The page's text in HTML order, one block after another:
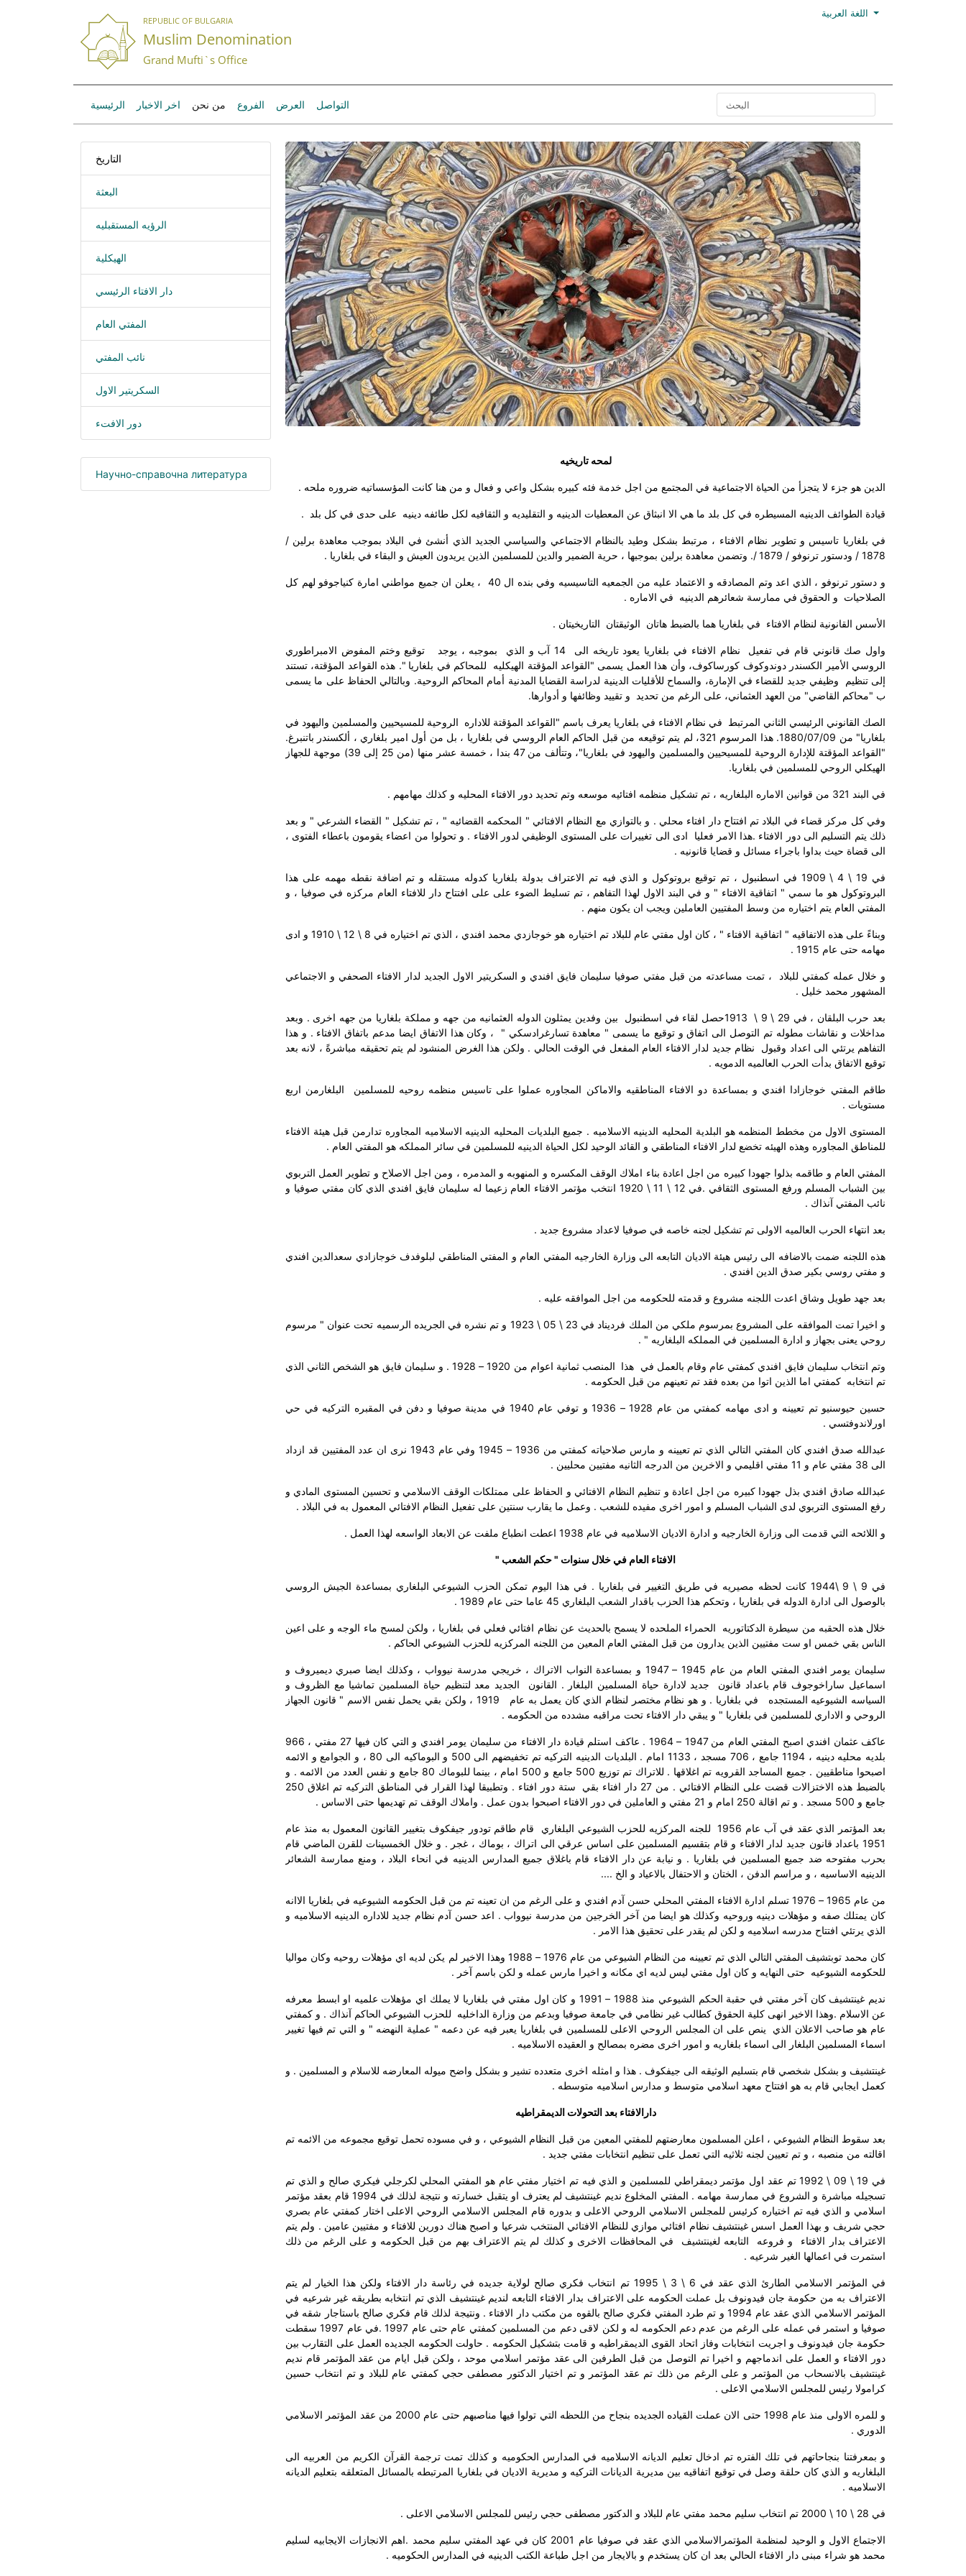
REPUBLIC OF BULGARIA
Muslim Denomination
Grand Mufti`s Office
اللغة العربية
الرئيسية اخر الاخبار من نحن الفروع العرض التواصل
التاريخ
البعثة
الرؤيه المستقبليه
الهيكلية
دار الافتاء الرئيسي
المفتي العام
نائب المفتي
السكريتير الاول
دور الافتء
Научно-справочна литература
لمحه تاريخيه
الدين هو جزء لا يتجزأ من الحياة الاجتماعية في المجتمع من اجل خدمة فئه كبيره بشكل واعي و فعال و من هنا كانت المؤسساتيه ضروره ملحه .
قيادة الطوائف الدينيه المسيطره في كل بلد ما هي الا انبثاق عن المعطيات الدينيه و التقليديه و الثقافيه لكل طائفه دينيه على حدى في كل بلد .
في بلغاريا تاسيس و تطوير نظام الافتاء ، مرتبط بشكل وطيد بالنظام الاجتماعي والسياسي الجديد الذي أنشئ في البلاد بموجب معاهدة برلين /
1878 / ودستور ترنوفو / 1879 /
. وتضمن معاهدة برلين بموجبها ، حرية الضمير والدين للمسلمين الذين يريدون العيش و البقاء في بلغاريا .
و دستور ترنوفو ، الذي اعد وتم المصادقه و الاعتماد عليه من الجمعيه التاسيسيه وفي بنده ال 40
، يعلن ان جميع مواطني امارة كنياجوفو لهم كل
الصلاحيات و الحقوق في ممارسة شعائرهم الدينيه في الاماره .
الأسس القانونية لنظام الافتاء في بلغاريا هما بالضبط هاتان الوثيقتان التاريخيتان .
واول صك قانوني قام في تفعيل نظام الافتاء في بلغاريا يعود تاريخه الى 14 آب و الذي بموجبه ، يوجد
توقيع وختم المفوض الامبراطوري
الروسي الأمير الكسندر دوندوكوف كورساكوف، وأن هذا العمل يسمى "القواعد المؤقتة الهيكليه
للمحاكم في بلغاريا ". هذه القواعد المؤقتة، تستند
إلى تنظيم
وظيفي جديد للقضاء في الإمارة، والسماح للأقليات الدينية لدراسة القضايا المدنية أمام المحاكم الروحية. وبالتالي الحفاظ على ما يسمى
ب "محاكم القاضي" من العهد العثماني، على الرغم من تحديد
و تقييد وظائفها و أدوارها.
الصك القانوني الرئيسي الثاني المرتبط في نظام الافتاء في بلغاريا يعرف باسم "القواعد المؤقتة للاداره الروحية للمسيحيين والمسلمين واليهود في
بلغاريا" من 1880/07/09. هذا المرسوم 321، لم يتم توقيعه من قبل الحاكم العام الروسي في بلغاريا ، بل من أول امير بلغاري ، ألكسندر باتنبرغ.
"القواعد المؤقتة للإدارة الروحية للمسيحيين والمسلمين واليهود في بلغاريا"، وتتألف من 47 بندا ، خمسة عشر منها (من 25 إلى 39) موجهة للجهاز
الهيكلي الروحي للمسلمين في بلغاريا.
في البند 321 من قوانين الاماره البلغاريه ، تم تشكيل منظمه افتائيه موسعه وتم تحديد دور الافتاء المحليه و كذلك مهامهم .
وفي كل مركز قضاء في البلاد تم افتتاح دار افتاء محلي . و بالتوازي مع النظام الافتائي " المحكمه القضائيه " ، تم تشكيل " القضاء الشرعي " و بعد
ذلك يتم التسليم الى دور الافتاء .هذا الامر فعليا
ادى الى تغييرات على المستوى الوظيفي لدور الافتاء . و تحولوا من اعضاء يقومون باعطاء الفتوى ،
الى قضاة حيث بداوا باجراء مسائل و قضايا قانونيه .
في 19 \ 4 \ 1909 في اسطنبول ، تم توقيع بروتوكول و الذي فيه تم الاعتراف بدولة بلغاريا كدوله مستقله و تم اضافة نقطه مهمه على هذا
البروتوكول هو ما سمي " اتفاقية الافتاء " و في البند الاول لهذا التفاهم ، تم تسليط الضوء على على افتتاح دار للافتاء العام مركزه في صوفيا ، و
المفتي العام يتم اختياره من وسط المفتيين العاملين ويجب ان يكون منهم .
وبناءً على هذه الاتفاقيه " اتفاقية الافتاء " ، كان اول مفتي عام للبلاد تم اختياره هو خوجازدي محمد افندي ، الذي تم اختياره في 8 \ 12 \ 1910 و ادى
مهامه حتى عام 1915 .
و خلال عمله كمفتي للبلاد
، تمت مساعدته من قبل مفتي صوفيا سليمان فايق افندي و السكريتير الاول الجديد لدار الافتاء الصحفي و الاجتماعي
المشهور محمد خليل .
بعد حرب البلقان ، في 29 \ 9 \ 1913حصل لقاء في اسطنبول
بين وفدين يمثلون الدوله العثمانيه من جهه و مملكة بلغاريا من جهه اخرى . وبعد
مداخلات و نقاشات مطوله تم التوصل الى اتفاق و توقيع ما يسمى " معاهدة تسارغرادسكي "
، وكان هذا الاتفاق ايضا مدعم باتفاق الافتاء . و هذا
التفاهم يرتئي الى اعداد وقبول
نظام جديد لدار الافتاء العام المفعل في الوقت الحالي . ولكن هذا الغرض المنشود لم يتم تحقيقه مباشرةً ، لانه بعد
توقيع الاتفاق بدأت الحرب العالميه الدمويه .
طاقم المفتي خوجازادا افندي و بمساعدة دو الافتاء المناطقيه والاماكن المجاوره عملوا على تاسيس منظمه روحيه للمسلمين
البلغارمن اربع
مستويات .
المستوى الاول من مخطط المنظمه هو البلدية المحليه الدينيه الاسلاميه . جميع البلديات المحليه الدينيه الاسلاميه المجاوره تدارمن قبل هيئة الافتاء
للمناطق المجاوره وهذه الهيئه تخضع لدار الافتاء المناطقي و القائد الوحيد لكل الحياة الدينيه للمسلمين في سائر المملكه هو المفتي العام .
المفتي العام و طاقمه بذلوا جهودا كبيره من اجل اعادة بناء املاك الوقف المكسره و المنهوبه و المدمره ، ومن اجل الاصلاح و تطوير العمل التربوي
بين الشباب المسلم ورفع المستوى الثقافي .في 12 \ 11 \ 1920 انتخب مؤتمر الافتاء العام زعيما له سليمان فايق افندي الذي كان مفتي صوفيا و
نائب المفتي آنذاك .
بعد انتهاء الحرب العالميه الاولى تم تشكيل لجنه خاصه في صوفيا لاعداد مشروع جديد .
هذه اللجنه ضمت بالاضافه الى رئيس هيئة الاديان التابعه الى وزارة الخارجيه المفتي العام و المفتي المناطقي لبلوفدف خوجازادي سعدالدين افندي
و مفتي روسي بكير صدق الدين افندي .
بعد جهد طويل وشاق اعدت اللجنه مشروع و قدمته للحكومه من اجل الموافقه عليه .
و اخيرا تمت الموافقه على المشروع بمرسوم ملكي من الملك فرديناد في 23 \ 05 \ 1923 و تم نشره في الجريده الرسميه تحت عنوان " مرسوم
روحي يعنى بجهاز و ادارة المسلمين في المملكه البلغاريه " .
وتم انتخاب سليمان فايق افندي كمفتي عام وقام بالعمل في هذا
المنصب ثمانية اعوام من 1920 – 1928 . و سليمان فايق هو الشخص الثاني الذي
تم انتخابه كمفتي اما الذين اتوا من بعده فقد تم تعينهم من قبل الحكومه .
حسين حيوسنيو تم تعيينه و ادى مهامه كمفتي من عام 1928 – 1936 و توفي عام 1940 في مدينة صوفيا و دفن في المقبره التركيه في حي
اورلاندوفتسي .
عبدالله صدق افندي كان المفتي التالي الذي تم تعيينه و مارس صلاحياته كمفتي من 1936 – 1945 وفي عام 1943 نرى ان عدد المفتيين قد ازداد
الى 38 مفتي عام و 11 مفتي اقليمي و الاخرين من الدرجه الثانيه مفتيين محليين .
عبدالله صادق افندي بذل جهودا كبيره من اجل اعادة و تنظيم النظام الافتائي و الحفاظ على ممتلكات الوقف الاسلامي و تحسين المستوى المادي و
رفع المستوى التربوي لدى الشباب المسلم و امور اخرى مفيده للشعب . وعمل ما يقارب سنتين على تفعيل النظام الافتائي المعمول به في البلاد .
و اللائحه التي قدمت الى وزارة الخارجيه و ادارة الاديان الاسلاميه في عام 1938 اعطت انطباع ملفت عن الابعاد الواسعه لهذا العمل .
الافتاء العام في خلال سنوات " حكم الشعب "
في 9 \ 9 \1944 كانت لحظه مصيريه في طريق التغيير في بلغاريا . في هذا اليوم تمكن الحزب الشيوعي البلغاري بمساعدة الجيش الروسي
بالوصول الى ادارة الدوله في بلغاريا ، وتحكم هذا الحزب باقدار الشعب البلغاري 45 عاما حتى عام 1989 .
خلال هذه الحقبه من سيطرة الدكتاتوريه
الحمراء الملحده لا يسمح بالحديث عن نظام افتائي فعلي في بلغاريا ، ولكن لمسح ماء الوجه و على اعين
الناس بقي خمس او ست مفتيين الذين يدارون من قبل المفتي العام المعين من اللجنه المركزيه للحزب الشيوعي الحاكم .
سليمان يومر افندي المفتي العام من عام 1945 – 1947 و بمساعدة النواب الاتراك ، خريجي مدرسة نيوواب ، وكذلك ايضا صبري ديميروف و
اسماعيل ساراخوجوف قام باعداد قانون
جديد لادارة حياة المسلمين البلغار . القانون
الجديد معد لتنظيم حياة المسلمين تماشيا مع الظروف و
السياسه الشيوعيه المستجده
في بلغاريا . و هو نظام مختصر لنظام الذي كان يعمل به عام
1919 ، ولكن بقي يحمل نفس الاسم " قانون الجهاز
الروحي و الاداري للمسلمين في بلغاريا " و يبقي دار الافتاء تحت مراقبه مشدده من الحكومه .
عاكف عثمان افندي اصبح المفتي العام من 1947 – 1964 . عاكف استلم قيادة دار الافتاء من سليمان يومر افندي و التي كان فيها 27 مفتي ، 966
بلديه محليه دينيه ، 1194 جامع ، 706 مسجد ، 1133 امام . البلديات الدينيه التركيه تم تخفيضهم الى 500 و البوماكيه الى 80 ، و الجوامع و الائمه
اصبحوا مناطقيين . جميع المساجد القرويه تم اغلاقها . للاتراك تم توزيع 500 جامع و 500 امام ، بينما للبوماك 80 جامع و نفس العدد من الائمه . و
بالضبط هذه الاختزالات قضت على النظام الافتائي . من 27 دار افتاء بقي
ستة دور افتاء . وتطبيقا لهذا القرار في المناطق التركيه تم اغلاق 250
جامع و 500 مسجد . و تم اقالة 250 امام و 21 مفتي و العاملين في دور الافتاء اصبحوا بدون عمل . واملاك الوقف تم تهديمها حتى الاساس .
بعد المؤتمر الذي عقد في آب عام 1956 للجنه المركزيه للحزب الشيوعي البلغاري
قام طاقم تودور جيفكوف بتغيير القانون المعمول به منذ عام
1951 باعداد قانون جديد لدار الافتاء و قام بتقسيم المسلمين على اساس عرقي الى اتراك ، بوماك ، غجر . و خلال الخمسينات للقرن الماضي قام
بحرب مفتوحه ضد جميع المسلمين في بلغاريا . و نيابة عن دار الافتاء قام باغلاق جميع المدارس الدينيه في انحاء البلاد ، ومنع ممارسة الشعائر
الدينيه الاساسيه ، و مراسم الدفن ، الختان و الاحتفال بالاعياد و الخ ....
من عام 1965 – 1976 تسلم ادارة الافتاء المفتي المحلي حسن آدم افندي و على الرغم من ان تعينه تم من قبل الحكومه الشيوعيه في بلغاريا الاانه
كان يمتلك صفه و مؤهلات دينيه وروحيه وكذلك هو ايضا من آخر الخرجين من مدرسة نيوواب . اعد حسن آدم نظام جديد للاداره الدينيه الاسلاميه و
الذي يرتئي افتتاح مدرسه اسلاميه و لكن لم يقدر على تحقيق هذا الامر .
كان محمد توبتشيف المفتي التالي الذي تم تعيينه من النظام الشيوعي من عام 1976 – 1988 وهذا الاخير لم يكن لديه اي مؤهلات روحيه وكان مواليا
للحكومه الشيوعيه حتى النهايه و كان اول مفتي ليس لديه اي مكانه و اخيرا مارس عمله و لكن باسم آخر .
نديم غينتشيف كان آخر مفتي في حقبة الحكم الشيوعي منذ 1988 – 1991 و كان اول مفتي في بلغاريا لا يملك اي مؤهلات علميه او ابسط معرفه
عن الاسلام .وهذا الاخير انهى كلية الحقوق كطالب غير نظامي في جامعة صوفيا وبدعم من وزارة الداخليه للحزب الشيوعي الحاكم آنذاك . و كمفتي
عام هو صاحب الاعلان الذي
ينص على ان المجلس الروحي الاعلى للمسلمين في بلغاريا يعبر فيه عن دعمه " عملية النهضه " و التي تم فيها تغيير
اسماء المسلمين البلغار الى اسماء بلغاريه و امور اخرى مضره بمصالح و العقيده الاسلاميه .
غينتشيف و بشكل شخصي قام بتسليم الوثيقه الى جيفكوف . هذا و امثله اخرى متعدده تشير و بشكل واضح ميوله المعارضه للاسلام و المسلمين . و
كعمل ايجابي قام به هو افتتاح معهد اسلامي متوسط و مدارس اسلاميه متوسطه .
دارالافتاء بعد التحولات الديمقراطيه
بعد سقوط النظام الشيوعي ، اعلن المسلمون معارضتهم للمفتي المعين من قبل النظام الشيوعي ، و في مسوده تحمل توقيع مجموعه من الائمه تم
اقالته من منصبه ، و تم تعيين لجنه ثلاثيه التي تعمل على تنظيم انتخابات مفتي جديد .
في 19 \ 09 \ 1992 تم عقد اول مؤتمر ديمقراطي للمسلمين و الذي فيه تم اختيار مفتي عام هو المفتي المحلي لكرجلي فيكري صالح و الذي تم
تسجيله مباشرة و الشروع في ممارسة مهامه . المفتي المخلوع نديم غينتشيف لم يعترف او يتقبل خسارته و نتيجة لذلك في 1994 قام بعقد مؤتمر
اسلامي و الذي فيه تم اختياره كرئيس للمجلس الاسلامي الروحي الاعلى و بدوره قام المجلس الاسلامي الروحي الاعلى اختار كمفتي عام بصري
حجي شريف و بهذا العمل اسس غينتشيف نظام افتائي موازي للنظام الافتائي المنتخب شرعيا و اصبح هناك دورين للافتاء و مفتيين عامين . ولم يتم
الاعتراف بدار الافتاء
و فروعه التابعه لغينتشيف
في المحافظات الاخرى و كذلك لم يتم الاعتراف بهم من قبل الحكومه و على الرغم من ذلك
استمرت في اعمالها الغير شرعيه .
في المؤتمر الاسلامي الطارئ الذي عقد في 6 \ 3 \ 1995 تم انتخاب فكري صالح لولاية جديده في رئاسة دار الافتاء ولكن هذا الخيار لم يتم
الاعتراف به من حكومة جان فيدونوف بل عملت الحكومه على الاعتراف بدار الافتاء التابعه لنديم غينتشيف الذي تم انتخابه بطريقه غير شرعيه في
المؤتمر الاسلامي الذي عقد عام 1994 و تم طرد المفتي فكري صالح بالقوه من مكتب دار الافتاء . ونتيجة لذلك قام فكري صالح باستاجار شقه في
صوفيا و استمر في عمله على الرغم من عدم دعم الحكومه له و لكن لاقى دعم من المسلمين كمفتي عام حتى عام 1997 .في عام 1997 سقطت
حكومة جان فيدونوف و اجريت انتخابات وفاز اتحاد القوى الديمقراطيه و قامت بتشكيل الحكومه . حاولت الحكومه الجديده العمل على التقارب بين
دور الافتاء و العمل على اندماجهم و اخيرا تم التوصل من قبل الطرفين الى عقد مؤتمر اسلامي موحد ، ولكن قبل ايام من عقد المؤتمر قام نديم
غينتشيف بالانسحاب من المؤتمر و على الرغم من ذلك تم عقد المؤتمر و تم اختيار الدكتور مصطفى حجي كمفتي عام للبلاد و تم انتخاب حسين
كرامولا رئيس للمجلس الاسلامي الاعلى .
و للمره الاولى منذ عام 1998 حتى الان عملت القياده الجديده بنجاح من اللحظه التي تولوا فيها مناصبهم حتى عام 2000 من عقد المؤتمر الاسلامي
الدوري .
و بمعرفتنا بنجاحاتهم في تلك الفتره تم ادخال تعليم الديانه الاسلاميه في المدارس الحكوميه و كذلك تمت ترجمة القرآن الكريم من العربيه الى
البلغاريه و الذي كان حلقة وصل في توقيع اتفاقيه بين مديرية الديانات التركيه و مديرية الاديان في بلغاريا المرتبطه بالمسائل المتعلقه بتعليم الديانه
الاسلاميه .
في 28 \ 10 \ 2000 تم انتخاب سليم محمد مفتي عام للبلاد و الدكتور مصطفى حجي رئيس للمجلس الاسلامي الاعلى .
الاجتماع الاول و الوحيد لمنظمة المؤتمرالاسلامي الذي عقد في صوفيا عام 2001 كان في عهد المفتي سليم محمد .اهم الانجازات الايجابيه لسليم
محمد هو شراء مبنى دار الافتاء الحالي بعد ان كان يستخدم و بالايجار من اجل طباعة الكتب الدينيه في المدارس الحكوميه .